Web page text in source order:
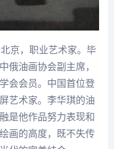
京，职业艺术家。毕
俄油画协会副主席，
会会员。中国首位登
艺术家。 李华琪的油
是他作品努力表现和
画的高度，既不失传